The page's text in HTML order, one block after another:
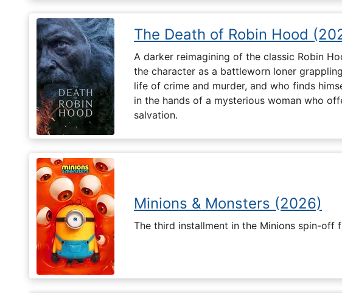
The Death of Robin Hood
A darker reimagining of the classic Robin
the character as a battleworn loner
life of crime and murder, and who finds
in the hands of a mysterious woman who
salvation.
Minions & Monsters (2026)
The third installment in the Minions spin-off